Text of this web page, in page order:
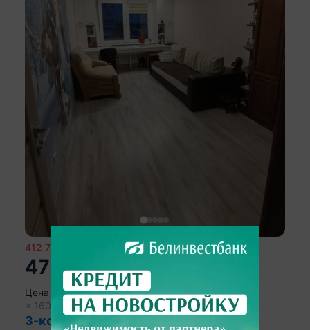
412 776
471 744 р.
Цена за м2:5 926 р.
≈ 160 000 $ 2 010 $/м2
3-комнатная квартира, Минск, ул.